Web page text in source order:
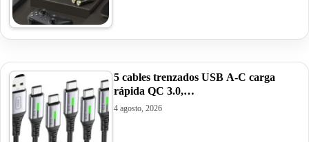
5 cables trenzados USB A-C carga
rápida QC 3.0,…
4 agosto, 2026